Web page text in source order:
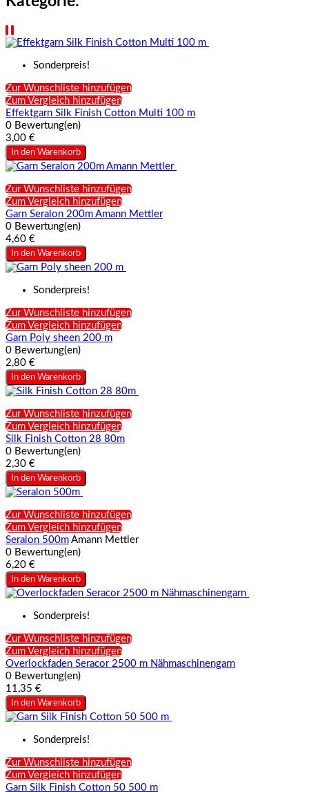
Sonderpreis!
Zur Wunschliste hinzufügen
Zum Vergleich hinzufügen
Effektgarn Silk Finish Cotton Multi 100 m
0 Bewertung(en)
3,00 €
In den Warenkorb
Zur Wunschliste hinzufügen
Zum Vergleich hinzufügen
Garn Seralon 200m Amann Mettler
0 Bewertung(en)
4,60 €
In den Warenkorb
Sonderpreis!
Zur Wunschliste hinzufügen
Zum Vergleich hinzufügen
Garn Poly sheen 200 m
0 Bewertung(en)
2,80 €
In den Warenkorb
Zur Wunschliste hinzufügen
Zum Vergleich hinzufügen
Silk Finish Cotton 28 80m
0 Bewertung(en)
2,30 €
In den Warenkorb
Zur Wunschliste hinzufügen
Zum Vergleich hinzufügen
Seralon 500m Amann Mettler
0 Bewertung(en)
6,20 €
In den Warenkorb
Sonderpreis!
Zur Wunschliste hinzufügen
Zum Vergleich hinzufügen
Overlockfaden Seracor 2500 m Nähmaschinengarn
0 Bewertung(en)
11,35 €
In den Warenkorb
Sonderpreis!
Zur Wunschliste hinzufügen
Zum Vergleich hinzufügen
Garn Silk Finish Cotton 50 500 m